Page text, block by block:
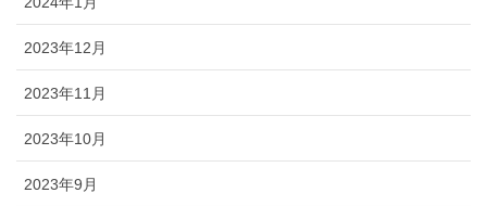
2023年12月
2023年11月
2023年10月
2023年9月